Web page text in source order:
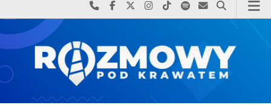
Najlepiej po prostu do nas zadzwoń
Odwiedź nas na Facebook-u
Odwiedź nas na X
Odwiedź nas na Instagram-ie
Odwiedź nas na TikTok-u
Szukaj nas na Spotify
Wyślij do nas
Szukaj